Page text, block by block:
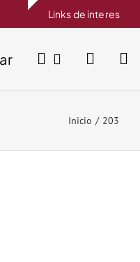
Links de interes
Inicio 203